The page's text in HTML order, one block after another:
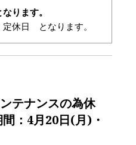
ります。
休日 となります。
テナンスの為休
：4月20日(月)・